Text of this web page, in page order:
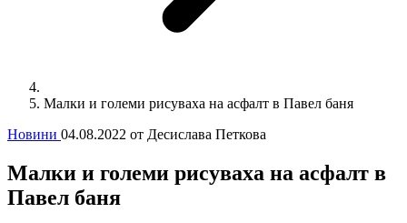
Малки и големи рисуваха на асфалт в Павел баня
Новини 04.08.2022 от Десислава Петкова
Малки и големи рисуваха на асфалт в
Павел баня